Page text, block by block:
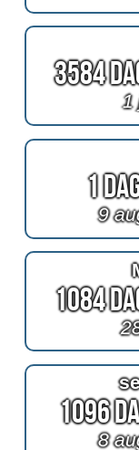
3584
1
1
9
1084
1096
8